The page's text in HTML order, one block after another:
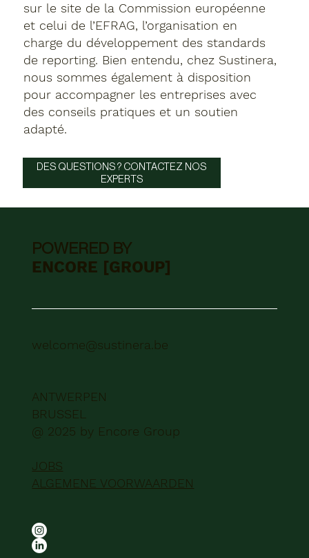
sur le site de la Commission européenne
et celui de l’EFRAG, l’organisation en
charge du développement des standards
de reporting. Bien entendu, chez Sustinera,
nous sommes également à disposition
pour accompagner les entreprises avec
des conseils pratiques et un soutien
adapté.
DES QUESTIONS ? CONTACTEZ NOS
EXPERTS
POWERED BY
ENCORE [GROUP]
welcome@sustinera.be
ANTWERPEN
BRUSSEL
@ 2025 by Encore Group
JOBS
ALGEMENE VOORWAARDEN